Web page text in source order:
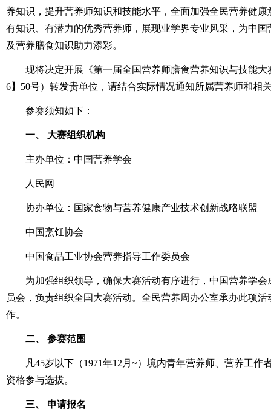
养知识，提升营养师知识和技能水平，全面加强全民营养健
有知识、有潜力的优秀营养师，展现业学界专业风采，为中
及营养膳食知识助力添彩。
现将决定开展《第一届全国营养师膳食营养知识与技能大
6】50号）转发贵单位，请结合实际情况通知所属营养师和相
参赛须知如下：
一、 大赛组织机构
主办单位：中国营养学会
人民网
协办单位：国家食物与营养健康产业技术创新战略联盟
中国烹饪协会
中国食品工业协会营养指导工作委员会
为加强组织领导，确保大赛活动有序进行，中国营养学会
员会，负责组织全国大赛活动。全民营养周办公室承办此项
作。
二、 参赛范围
凡45岁以下（1971年12月~）境内青年营养师、营养工作
资格参与选拔。
三、 申请报名